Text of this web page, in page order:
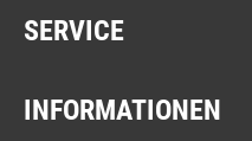
SERVICE
INFORMATIONEN